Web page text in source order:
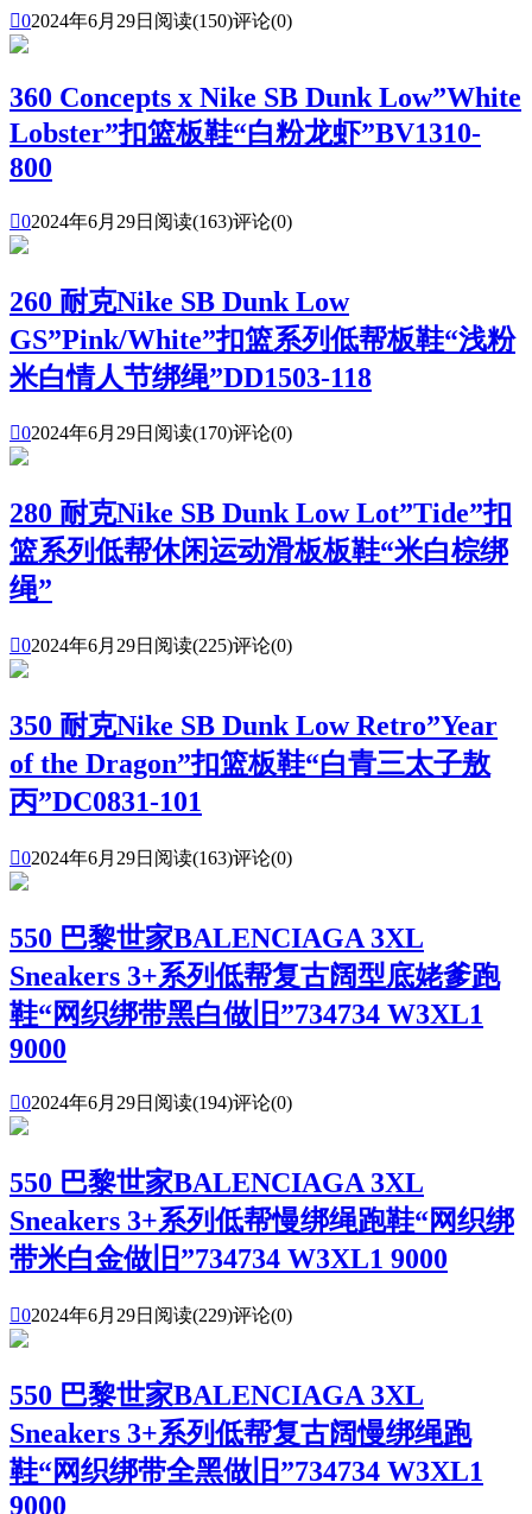
02024年6月29日 阅读(150)评论(0)
360 Concepts x Nike SB Dunk Low”White
Lobster”扣篮板鞋“白粉龙虾”BV1310-
800
02024年6月29日 阅读(163)评论(0)
260 耐克Nike SB Dunk Low
GS”Pink/White”扣篮系列低帮板鞋“浅粉
米白情人节绑绳”DD1503-118
02024年6月29日 阅读(170)评论(0)
280 耐克Nike SB Dunk Low Lot”Tide”扣
篮系列低帮休闲运动滑板板鞋“米白棕绑
绳”
02024年6月29日 阅读(225)评论(0)
350 耐克Nike SB Dunk Low Retro”Year
of the Dragon”扣篮板鞋“白青三太子敖
丙”DC0831-101
02024年6月29日 阅读(163)评论(0)
550 巴黎世家BALENCIAGA 3XL
Sneakers 3+系列低帮复古阔型底姥爹跑
鞋“网织绑带黑白做旧”734734 W3XL1
9000
02024年6月29日 阅读(194)评论(0)
550 巴黎世家BALENCIAGA 3XL
Sneakers 3+系列低帮慢绑绳跑鞋“网织绑
带米白金做旧”734734 W3XL1 9000
02024年6月29日 阅读(229)评论(0)
550 巴黎世家BALENCIAGA 3XL
Sneakers 3+系列低帮复古阔慢绑绳跑
鞋“网织绑带全黑做旧”734734 W3XL1
9000